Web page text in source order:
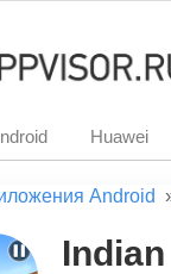
Huawei
Android
Indian